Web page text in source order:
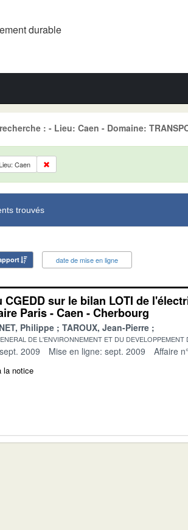
durable
: - Lieu: Caen - Domaine:
Caen
trouvés
date de mise en ligne
CGEDD sur le bilan LOTI de
Paris - Caen - Cherbourg
Philippe TAROUX, Jean-Pierre
DE L'ENVIRONNEMENT ET DU DEVELOPPEMENT
2009 Mise en ligne: sept. 2009 Affaire
la notice